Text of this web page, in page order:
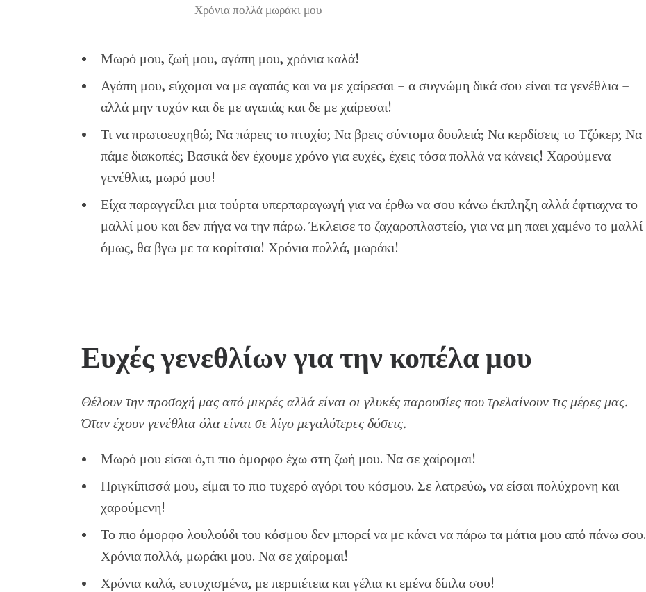
Χρόνια πολλά μωράκι μου
Μωρό μου, ζωή μου, αγάπη μου, χρόνια καλά!
Αγάπη μου, εύχομαι να με αγαπάς και να με χαίρεσαι – α συγνώμη δικά σου είναι τα γενέθλια –
αλλά μην τυχόν και δε με αγαπάς και δε με χαίρεσαι!
Τι να πρωτοευχηθώ; Να πάρεις το πτυχίο; Να βρεις σύντομα δουλειά; Να κερδίσεις το Τζόκερ; Να
πάμε διακοπές; Βασικά δεν έχουμε χρόνο για ευχές, έχεις τόσα πολλά να κάνεις! Χαρούμενα
γενέθλια, μωρό μου!
Είχα παραγγείλει μια τούρτα υπερπαραγωγή για να έρθω να σου κάνω έκπληξη αλλά έφτιαχνα το
μαλλί μου και δεν πήγα να την πάρω. Έκλεισε το ζαχαροπλαστείο, για να μη παει χαμένο το μαλλί
όμως, θα βγω με τα κορίτσια! Χρόνια πολλά, μωράκι!
Ευχές γενεθλίων για την κοπέλα μου
Θέλουν την προσοχή μας από μικρές αλλά είναι οι γλυκές παρουσίες που τρελαίνουν τις μέρες μας.
Όταν έχουν γενέθλια όλα είναι σε λίγο μεγαλύτερες δόσεις.
Μωρό μου είσαι ό,τι πιο όμορφο έχω στη ζωή μου. Να σε χαίρομαι!
Πριγκίπισσά μου, είμαι το πιο τυχερό αγόρι του κόσμου. Σε λατρεύω, να είσαι πολύχρονη και
χαρούμενη!
Το πιο όμορφο λουλούδι του κόσμου δεν μπορεί να με κάνει να πάρω τα μάτια μου από πάνω σου.
Χρόνια πολλά, μωράκι μου. Να σε χαίρομαι!
Χρόνια καλά, ευτυχισμένα, με περιπέτεια και γέλια κι εμένα δίπλα σου!